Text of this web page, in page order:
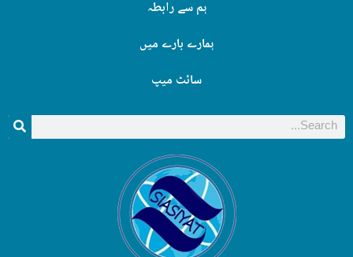
ہم سے رابطہ
ہمارے بارے میں
سائٹ میپ